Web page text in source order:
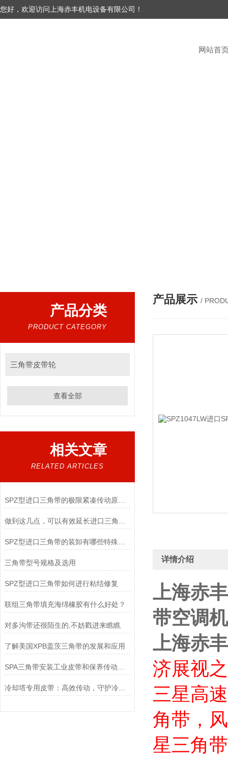
您好，欢迎访问上海赤丰机电设备有限公司！
网站首
产品分类
PRODUCT CATEGORY
三角带皮带轮
查看全部
相关文章
RELATED ARTICLES
SPZ型进口三角带的极限紧凑传动原理与高转速适配实践
三角带型号规格及选用
SPZ型进口三角带如何进行粘结修复
联组三角带填充海绵橡胶有什么好处？
对多沟带还很陌生的,不妨戳进来瞧瞧
了解美国XPB盖茨三角带的发展和应用
冷却塔专用皮带：高效传动，守护冷却系统的“生命线”
产品展示 /
详情介绍
上海赤
带空调
上海赤
济展视之
三星高
角带，
星三角